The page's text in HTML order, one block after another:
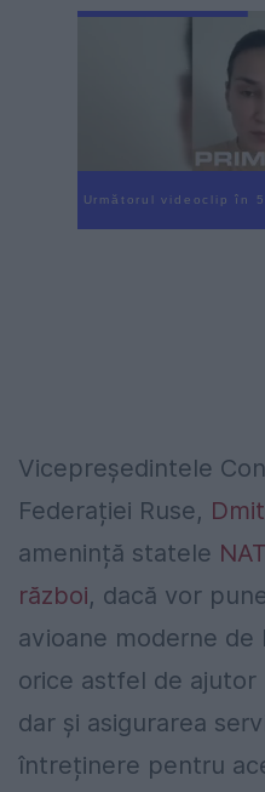
Următorul videoclip în 3
Vicepreședintele
Federației Ruse,
amenință statele
război, dacă vor
avioane moderne de
orice astfel de
dar și asigurarea
întreținere pentru